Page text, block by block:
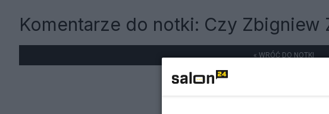
Komentarze do notki: Czy Zbigniew
« WRÓĆ DO NOTKI